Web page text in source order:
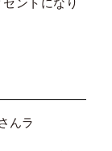
ントになり
んラ